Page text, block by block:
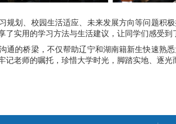
规划、校园生活适应、未来发展方向等问题积
实用的学习方法与生活建议，让同学们感受到
通的桥梁，不仅帮助辽宁和湖南籍新生快速熟
老师的嘱托，珍惜大学时光，脚踏实地、逐光